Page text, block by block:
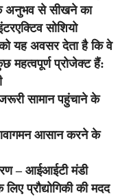
अनुभव से सीखने का
सोशियो
यह अवसर देता है कि वे
महत्वपूर्ण प्रोजेक्ट हैं:
सामान पहुंचाने के
आवागमन आसान करने के
– आईआईटी मंडी
प्रौद्योगिकी की मदद